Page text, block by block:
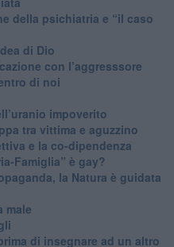
della psichiatria e “il caso
di Dio
con l’aggresssore
di noi
impoverito
tra vittima e aguzzino
e la co-dipendenza
Famiglia” è gay?
la Natura è guidata
male
di insegnare ad un altro